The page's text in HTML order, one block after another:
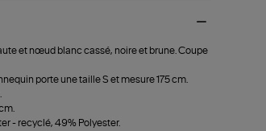
et nœud blanc cassé, noire et brune. Coupe
porte une taille S et mesure 175 cm.
- recyclé, 49% Polyester.